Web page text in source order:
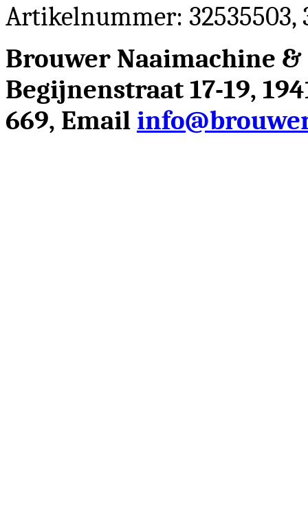
Artikelnummer: 32535503,
Brouwer Naaimachine
Begijnenstraat 17-19,
669, Email